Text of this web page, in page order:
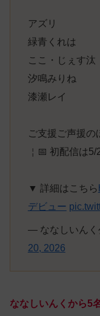
アズリ
緑青くれは
ここ・じぇす汰
汐鳴みりね
漆瀬レイ
ご支援ご声援
￤📅 初配信は5/
▼ 詳細はこちら
デビュー
— ななしいんく
20, 2026
ななしいんくから5